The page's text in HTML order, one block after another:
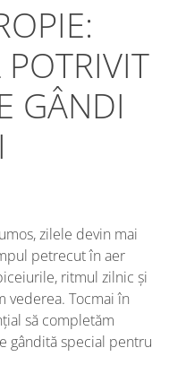
GÂNDI
zilele devin mai
petrecut în aer
ritmul zilnic și
vederea. Tocmai în
să completăm
gândită special pentru